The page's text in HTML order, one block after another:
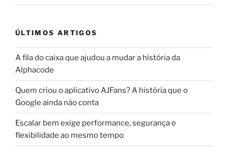
ÚLTIMOS ARTIGOS
A fila do caixa que ajudou a mudar a história da
Alphacode
Quem criou o aplicativo AJFans? A história que o
Google ainda não conta
Escalar bem exige performance, segurança e
flexibilidade ao mesmo tempo